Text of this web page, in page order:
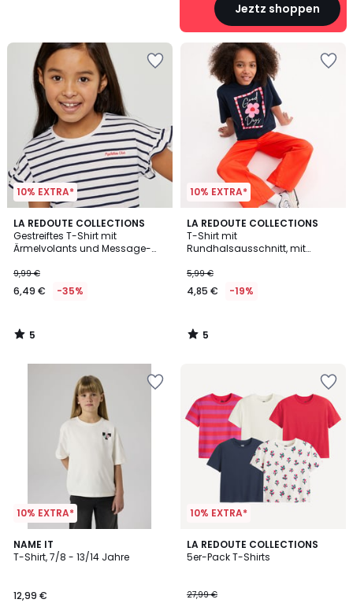
Jeztz shoppen
10% EXTRA*
LA REDOUTE COLLECTIONS
Gestreiftes T-Shirt mit
Ärmelvolants und Message-
9,99 €
6,49 € -35%
5
/
5
5
/
10% EXTRA*
LA REDOUTE COLLECTIONS
T-Shirt mit
Rundhalsausschnitt, mit
Blume
5,99 €
4,85 € -19%
5
/
5
5
/
10% EXTRA*
NAME IT
T-Shirt, 7/8 - 13/14 Jahre
12,99 €
2
Farben
10% EXTRA*
LA REDOUTE COLLECTIONS
5er-Pack T-Shirts
27,99 €
5
/